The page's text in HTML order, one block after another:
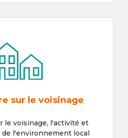
sur le voisinage
le voisinage, l'activité et
de l'environnement local